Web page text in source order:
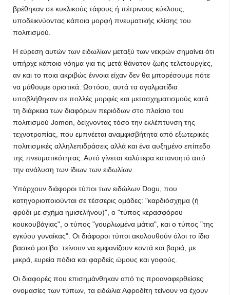
βρέθηκαν σε κυκλικούς τάφους ή πέτρινους κύκλους,
υποδεικνύοντας κάποια μορφή πνευματικής κλίσης του
πολιτισμού.
Η εύρεση αυτών των ειδωλίων μεταξύ των νεκρών σημαίνει ότι
υπήρχε κάποιο νόημα για τις μετά θάνατον ζωής τελετουργίες,
αν και το ποια ακριβώς έννοια είχαν δεν θα μπορέσουμε πότε
να μάθουμε οριστικά. Ωστόσο, αυτά τα αγαλματίδια
υποβλήθηκαν σε πολλές μορφές και μετασχηματισμούς κατά
τη διάρκεια των διαφόρων περιόδων στο πλαίσιο του
πολιτισμού Jomon, δείχνοντας τόσο την εκλέπτυνση της
τεχνοτροπίας, που εμπνέεται αναμφισβήτητα από εξωτερικές
πολιτισμικές αλληλεπιδράσεις αλλά και ένα αυξημένο επίπεδο
της πνευματικότητας. Αυτό γίνεται καλύτερα κατανοητό από
την ανάλυση των ίδιων των ειδωλίων.
Υπάρχουν διάφοροι τύποι των ειδώλων Dogu, που
κατηγοριοποιούνται σε τέσσερις ομάδες: "καρδιόσχημα (ή
φρύδι με σχήμα ημισελήνου)", ο "τύπος κερασφόρου
κουκουβάγιας", ο τύπος "γουρλωμένα μάτια", και ο τύπος "της
εγκύου γυναίκας". Οι διάφοροι τύποι ακολουθούν όλοι το ίδιο
βασικό μοτίβο: τείνουν να εμφανίζουν κοντά και βαριά, με
μικρά, ευρεία πόδια και φαρδείς ώμους και γοφούς.
Οι διαφορές που επισημάνθηκαν από τις προαναφερθείσες
ονομασίες των τύπων, τα ειδώλια Αφροδίτη τείνουν να έχουν